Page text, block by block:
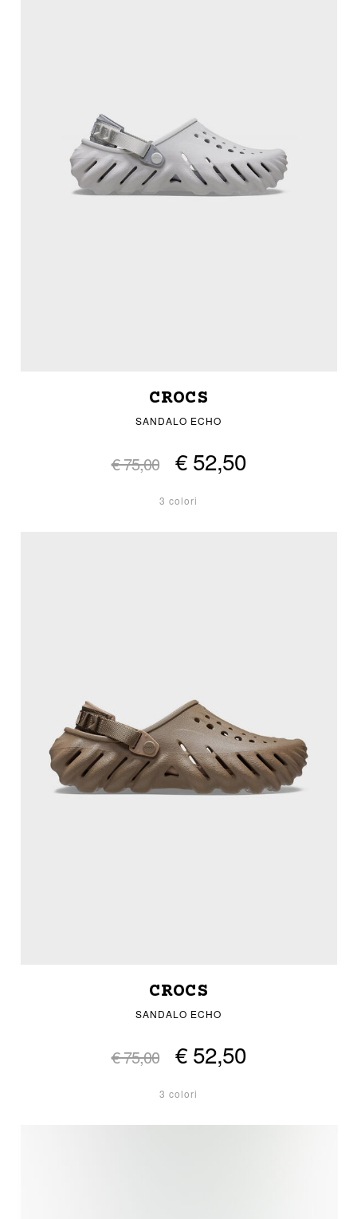
CROCS
SANDALO ECHO
€ 75,00 € 52,50
3 colori
CROCS
SANDALO ECHO
€ 75,00 € 52,50
3 colori